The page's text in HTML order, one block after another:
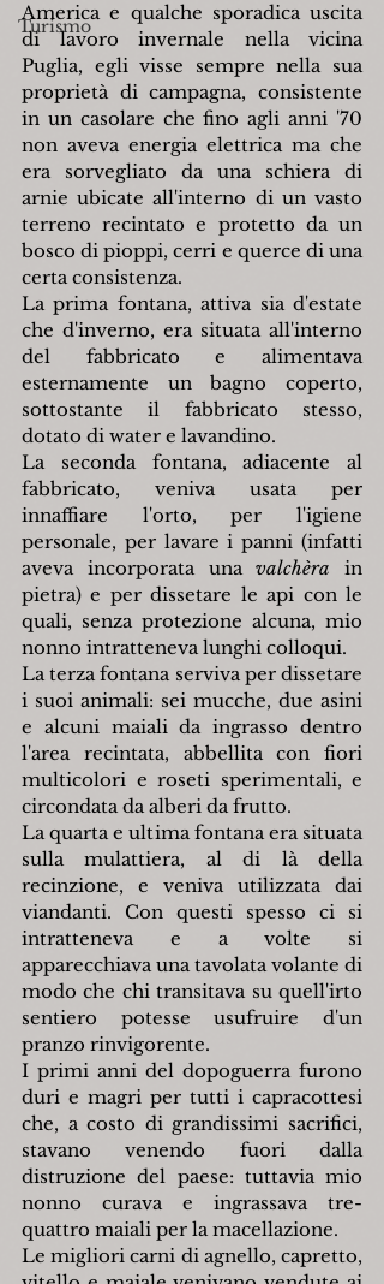
Turismo
America e qualche sporadica uscita
di lavoro invernale nella vicina
Puglia, egli visse sempre nella sua
proprietà di campagna, consistente
in un casolare che fino agli anni '70
non aveva energia elettrica ma che
era sorvegliato da una schiera di
arnie ubicate all'interno di un vasto
terreno recintato e protetto da un
bosco di pioppi, cerri e querce di una
certa consistenza.
La prima fontana, attiva sia d'estate
che d'inverno, era situata all'interno
del fabbricato e alimentava
esternamente un bagno coperto,
sottostante il fabbricato stesso,
dotato di water e lavandino.
La seconda fontana, adiacente al
fabbricato, veniva usata per
innaffiare l'orto, per l'igiene
personale, per lavare i panni (infatti
aveva incorporata una valchèra in
pietra) e per dissetare le api con le
quali, senza protezione alcuna, mio
nonno intratteneva lunghi colloqui.
La terza fontana serviva per dissetare
i suoi animali: sei mucche, due asini
e alcuni maiali da ingrasso dentro
l'area recintata, abbellita con fiori
multicolori e roseti sperimentali, e
circondata da alberi da frutto.
La quarta e ultima fontana era situata
sulla mulattiera, al di là della
recinzione, e veniva utilizzata dai
viandanti. Con questi spesso ci si
intratteneva e a volte si
apparecchiava una tavolata volante di
modo che chi transitava su quell'irto
sentiero potesse usufruire d'un
pranzo rinvigorente.
I primi anni del dopoguerra furono
duri e magri per tutti i capracottesi
che, a costo di grandissimi sacrifici,
stavano venendo fuori dalla
distruzione del paese: tuttavia mio
nonno curava e ingrassava tre-
quattro maiali per la macellazione.
Le migliori carni di agnello, capretto,